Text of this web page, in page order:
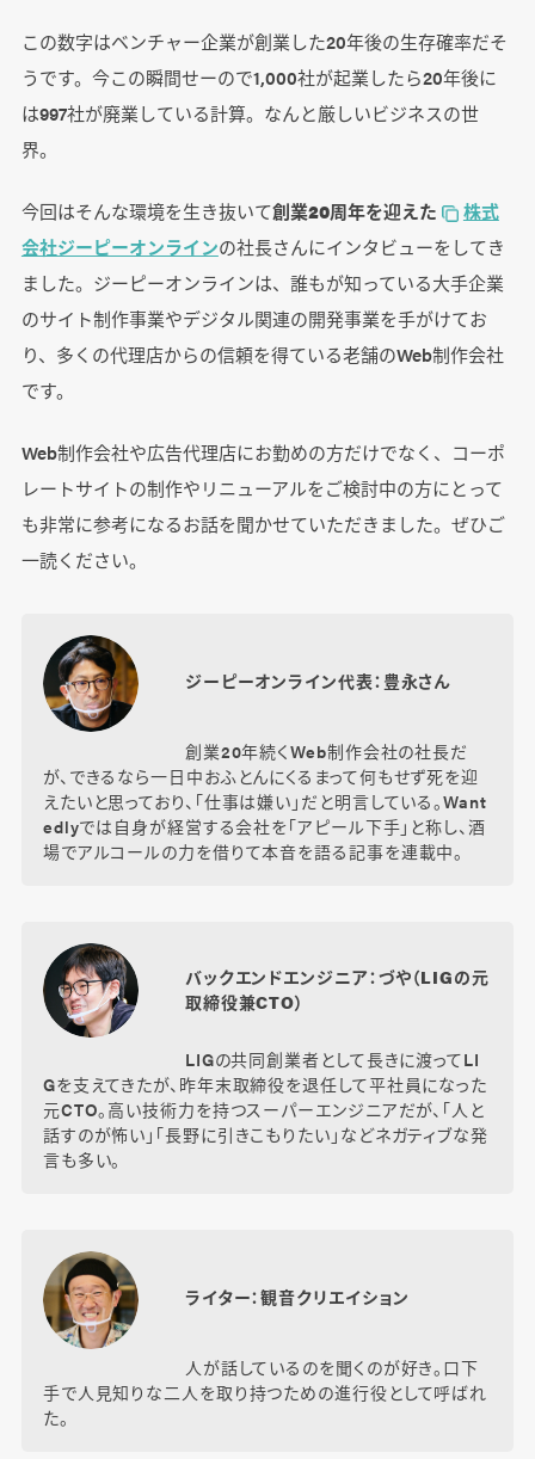
この数字はベンチャー企業が創業した20年後の生存確率だそ
うです。今この瞬間せーので1,000社が起業したら20年後に
は997社が廃業している計算。なんと厳しいビジネスの世
界。
今回はそんな環境を生き抜いて創業20周年を迎えた
株式
会社ジーピーオンラインの社長さんにインタビューをしてき
ました。ジーピーオンラインは、誰もが知っている大手企業
のサイト制作事業やデジタル関連の開発事業を手がけてお
り、多くの代理店からの信頼を得ている老舗のWeb制作会社
です。
Web制作会社や広告代理店にお勤めの方だけでなく、コーポ
レートサイトの制作やリニューアルをご検討中の方にとって
も非常に参考になるお話を聞かせていただきました。ぜひご
一読ください。
ジーピーオンライン代表：豊永さん
創業20年続くWeb制作会社の社長だ
が、できるなら一日中おふとんにくるまって何もせず死を迎
えたいと思っており、「仕事は嫌い」だと明言している。Want
edlyでは自身が経営する会社を「アピール下手」と称し、酒
場でアルコールの力を借りて本音を語る記事を連載中。
バックエンドエンジニア：づや（LIGの元
取締役兼CTO）
LIGの共同創業者として長きに渡ってLI
Gを支えてきたが、昨年末取締役を退任して平社員になった
元CTO。高い技術力を持つスーパーエンジニアだが、「人と
話すのが怖い」「長野に引きこもりたい」などネガティブな発
言も多い。
ライター：観音クリエイション
人が話しているのを聞くのが好き。口下
手で人見知りな二人を取り持つための進行役として呼ばれ
た。